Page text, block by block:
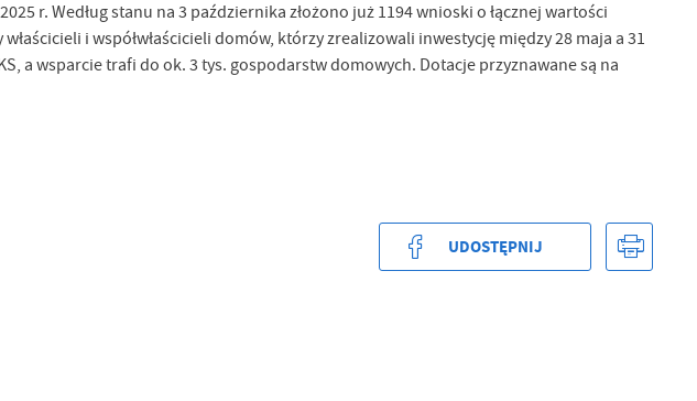
r. Według stanu na 3 października złożono już 1194 wnioski o łącznej wartości
i współwłaścicieli domów, którzy zrealizowali inwestycję między 28 maja a 31
a wsparcie trafi do ok. 3 tys. gospodarstw domowych. Dotacje przyznawane są na
UDOSTĘPNIJ